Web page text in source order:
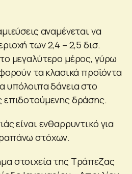
αναμένεται να
των 2,4 – 2,5 δισ.
μεγαλύτερο μέρος, γύρω
τα κλασικά προϊόντα
υπόλοιπα δάνεια στο
επιδοτούμενης δράσης.
είναι ενθαρρυντικό για
στόχων.
στοιχεία της Τράπεζας